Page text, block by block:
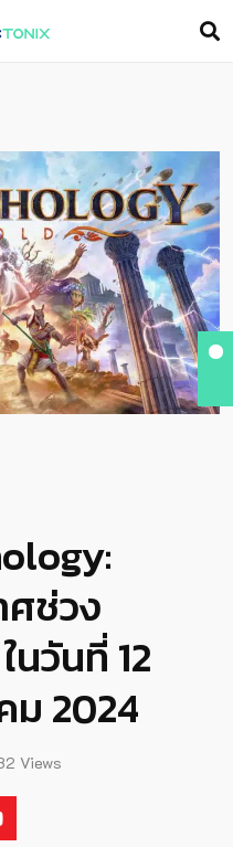
ศช่วง
นวันที่ 12
ม 2024
Views